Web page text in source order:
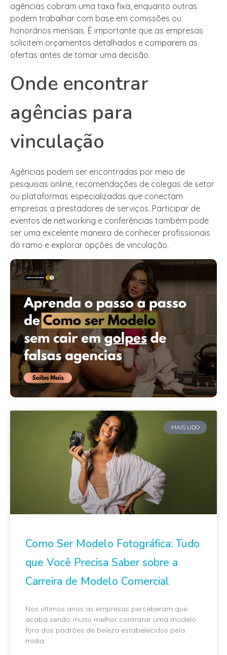
agências cobram uma taxa fixa, enquanto outras
podem trabalhar com base em comissões ou
honorários mensais. É importante que as empresas
solicitem orçamentos detalhados e comparem as
ofertas antes de tomar uma decisão.
Onde encontrar
agências para
vinculação
Agências podem ser encontradas por meio de
pesquisas online, recomendações de colegas de setor
ou plataformas especializadas que conectam
empresas a prestadores de serviços. Participar de
eventos de networking e conferências também pode
ser uma excelente maneira de conhecer profissionais
do ramo e explorar opções de vinculação.
MAIS LIDO
Como Ser Modelo Fotográfica: Tudo
que Você Precisa Saber sobre a
Carreira de Modelo Comercial
Nos últimos anos as empresas perceberam que
acaba sendo muito melhor contratar uma modelo
fora dos padrões de beleza estabelecidos pela
mídia